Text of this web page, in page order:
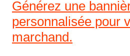
Générez une
personnalisée pour
marchand.